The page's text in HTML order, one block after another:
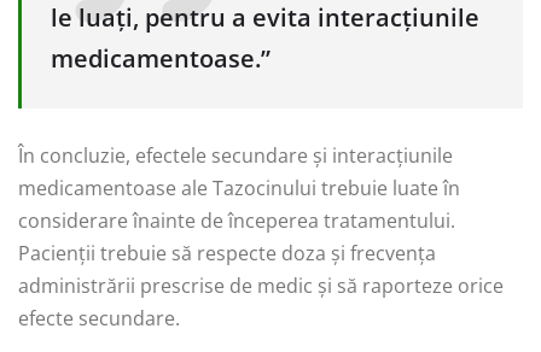
le luați, pentru a evita interacțiunile
medicamentoase.”
În concluzie, efectele secundare și interacțiunile
medicamentoase ale Tazocinului trebuie luate în
considerare înainte de începerea tratamentului.
Pacienții trebuie să respecte doza și frecvența
administrării prescrise de medic și să raporteze orice
efecte secundare.